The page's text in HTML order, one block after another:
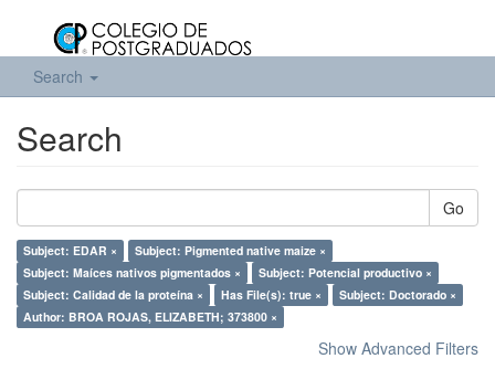
Search
Search
Go
Subject: EDAR ×
Subject: Pigmented native maize ×
Subject: Maíces nativos pigmentados ×
Subject: Potencial productivo ×
Subject: Calidad de la proteína ×
Has File(s): true ×
Subject: Doctorado ×
Author: BROA ROJAS, ELIZABETH; 373800 ×
Show Advanced Filters